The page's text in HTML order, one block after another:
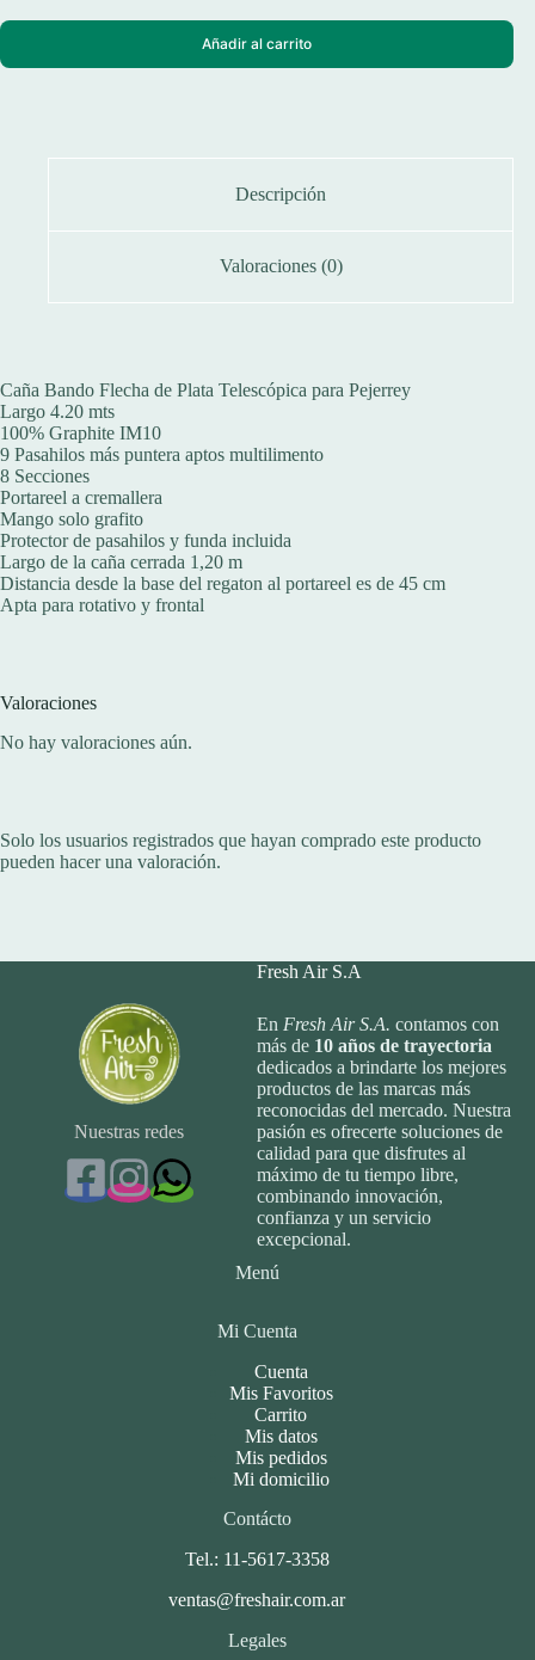
Añadir al carrito
Descripción
Valoraciones (0)
Caña Bando Flecha de Plata Telescópica para Pejerrey
Largo 4.20 mts
100% Graphite IM10
9 Pasahilos más puntera aptos multilimento
8 Secciones
Portareel a cremallera
Mango solo grafito
Protector de pasahilos y funda incluida
Largo de la caña cerrada 1,20 m
Distancia desde la base del regaton al portareel es de 45 cm
Apta para rotativo y frontal
Valoraciones
No hay valoraciones aún.
Solo los usuarios registrados que hayan comprado este producto
pueden hacer una valoración.
Nuestras redes
Fresh Air S.A
En Fresh Air S.A. contamos con
más de 10 años de trayectoria
dedicados a brindarte los mejores
productos de las marcas más
reconocidas del mercado. Nuestra
pasión es ofrecerte soluciones de
calidad para que disfrutes al
máximo de tu tiempo libre,
combinando innovación,
confianza y un servicio
excepcional.
Menú
Mi Cuenta
Cuenta
Mis Favoritos
Carrito
Mis datos
Mis pedidos
Mi domicilio
Contácto
Tel.: 11-5617-3358
ventas@freshair.com.ar
Legales